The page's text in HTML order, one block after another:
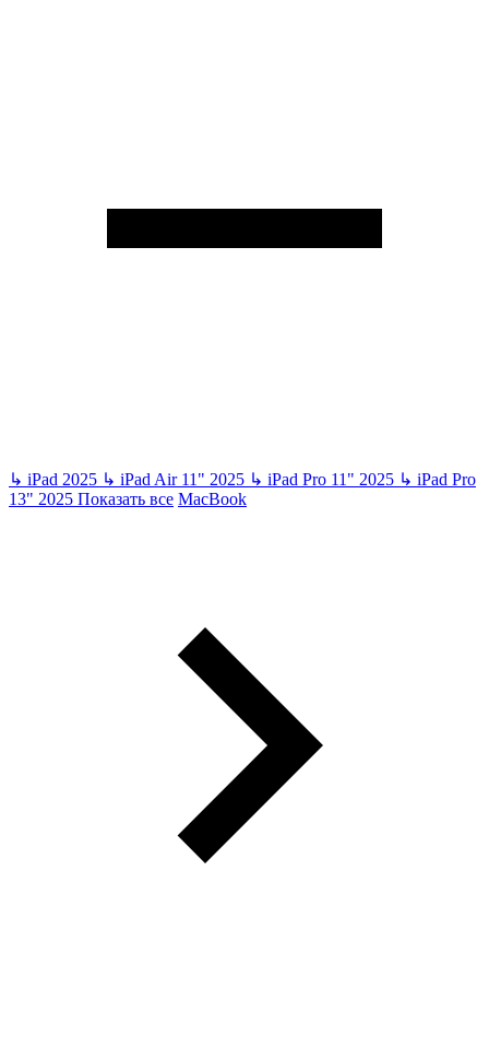
↳ iPad 2025 ↳ iPad Air 11" 2025 ↳ iPad Pro 11" 2025 ↳ iPad Pro
13" 2025 Показать все MacBook